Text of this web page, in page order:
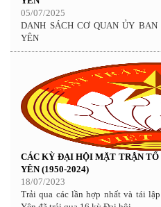
05/07/2025
DANH SÁCH CƠ QUAN ỦY
YÊN
CÁC KỲ ĐẠI HỘI MẶT TRẬN
YÊN (1950-2024)
18/07/2023
Trải qua các lần hợp nhất và tái